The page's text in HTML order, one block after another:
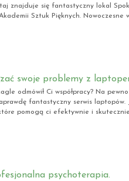
znajduje się fantastyczny lokal
Sztuk Pięknych. Nowoczesne
swoje problemy z
odmówił Ci współpracy? Na
fantastyczny serwis
pomogą ci efektywnie i skutecznie
psychoterapia.